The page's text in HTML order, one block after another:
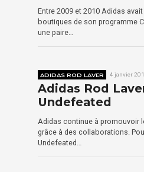
Entre 2009 et 2010 Adidas
boutiques de son programme
une paire…
ADIDAS ROD LAVER 4 janvier
Adidas Rod
Undefeated
Adidas continue à promouvoir
grâce à des collaborations.
Undefeated…